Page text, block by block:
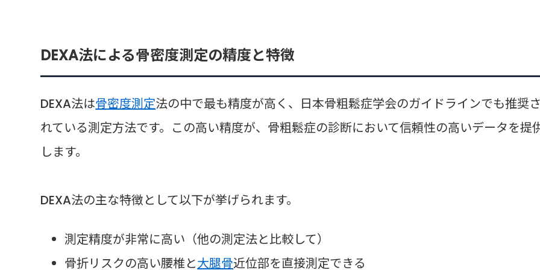
DEXA法による骨密度測定の精度と特徴
DEXA法は骨密度測定法の中で最も精度が高く、日本骨粗鬆症学会のガイドラインでも推奨
れている測定方法です。この高い精度が、骨粗鬆症の診断において信頼性の高いデータを提
します。
DEXA法の主な特徴として以下が挙げられます。
測定精度が非常に高い（他の測定法と比較して）
骨折リスクの高い腰椎と大腿骨近位部を直接測定できる